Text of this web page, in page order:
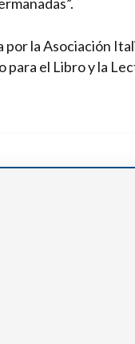
por la Asociación
el Libro y la